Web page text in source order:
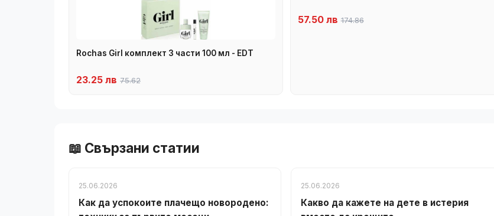
Rochas Girl комплект 3 части 100 мл - EDT
23.25 лв 75.62
57.50 лв 174.86
📖 Свързани статии
25.06.2026
Как да успокоите плачещо новородено:
25.06.2026
Какво да кажете на дете в истерия